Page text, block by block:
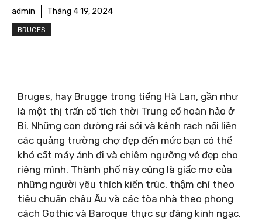
admin Tháng 4 19, 2024
BRUGES
Bruges, hay Brugge trong tiếng Hà Lan, gần như
là một thị trấn cổ tích thời Trung cổ hoàn hảo ở
Bỉ. Những con đường rải sỏi và kênh rạch nối liền
các quảng trường chợ đẹp đến mức bạn có thể
khó cất máy ảnh đi và chiêm ngưỡng vẻ đẹp cho
riêng mình. Thành phố này cũng là giấc mơ của
những người yêu thích kiến ​​trúc, thậm chí theo
tiêu chuẩn châu Âu và các tòa nhà theo phong
cách Gothic và Baroque thực sự đáng kinh ngạc.